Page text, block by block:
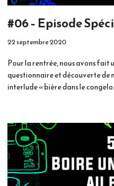
#06 – Episode
22 septembre 2020
Pour la rentrée, nous avons fait
questionnaire et découverte de
interlude « bière dans le